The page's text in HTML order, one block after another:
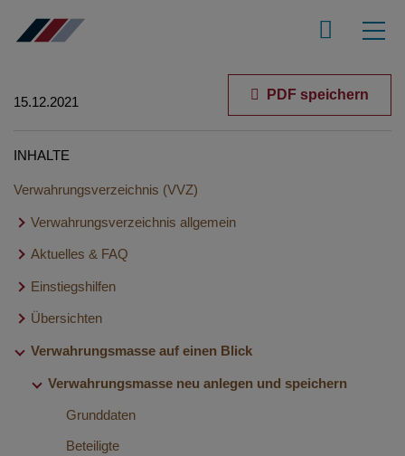
15.12.2021 PDF speichern
INHALTE
Verwahrungsverzeichnis (VVZ)
Verwahrungsverzeichnis allgemein
Erklärfilme
Anwendungsaufbau - Basisdialoge und Menüleiste
Aktuelles & FAQ
Aktuelle Versionsinformationen VVZ
FAQ - Verwahrungsverzeichnis (VVZ)
Einstiegshilfen
Notarvertretungen im Elektronischen Urkundenarchiv
Neue Verwahrungsmasse anlegen und eintragen in fünf
Urkundenverzeichnis (UVZ) und Verwahrungsverzeichnis
(VVZ)
Übersichten
Übersicht Verwahrungsverzeichnis
Verwahrungsmasse suchen
Übersicht Buchungen
Buchung suchen
Übersicht Kreditinstitute
Kreditinstitut neu anlegen
Verwahrungsmasse auf einen Blick
Verwahrungsmasse neu anlegen und speichern
Grunddaten
Beteiligte